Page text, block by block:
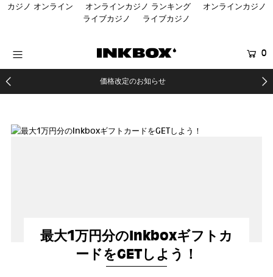
カジノ オンライン オンラインカジノ ランキング
オンラインカジノ
ライブカジノ
ライブカジノ
0
価格改定のお知らせ
最大1万円分のInkboxギフトカ
ードをGETしよう！
HOME
商品を探す
コラボ商品